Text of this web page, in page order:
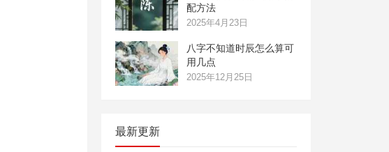
配方法
2025年4月23日
八字不知道时辰怎么算可
用几点
2025年12月25日
最新更新